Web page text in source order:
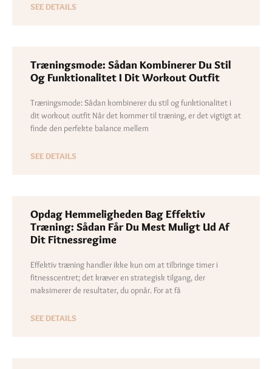
SEE DETAILS
Træningsmode: Sådan Kombinerer Du Stil
Og Funktionalitet I Dit Workout Outfit
Træningsmode: Sådan kombinerer du stil og funktionalitet i
dit workout outfit Når det kommer til træning, er det vigtigt at
finde den perfekte balance mellem
SEE DETAILS
Opdag Hemmeligheden Bag Effektiv
Træning: Sådan Får Du Mest Muligt Ud Af
Dit Fitnessregime
Effektiv træning handler ikke kun om at tilbringe timer i
fitnesscentret; det kræver en strategisk tilgang, der
maksimerer de resultater, du opnår. For at få
SEE DETAILS